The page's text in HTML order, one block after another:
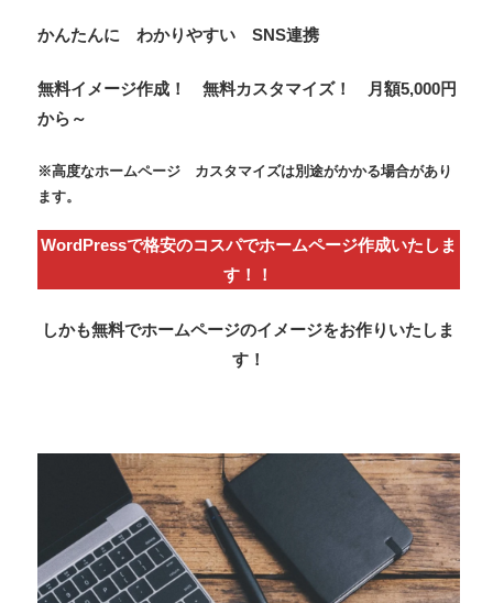
かんたんに わかりやすい SNS連携
無料イメージ作成！ 無料カスタマイズ！ 月額5,000円
から～
※高度なホームページ カスタマイズは別途がかかる場合があり
ます。
WordPressで格安のコスパでホームページ作成いたしま
す！！
しかも無料でホームページのイメージをお作りいたしま
す！